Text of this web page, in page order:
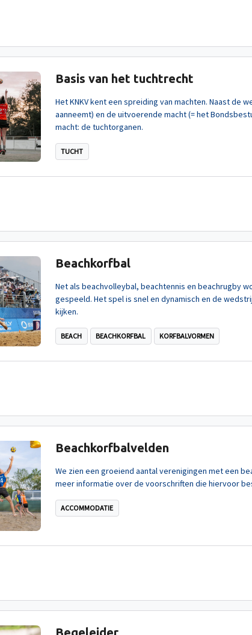
Basis van het tuchtrecht
Het KNKV kent een spreiding van machten. Naast de
aanneemt) en de uitvoerende macht (= het
macht: de tuchtorganen.
TUCHT
Beachkorfbal
Net als beachvolleybal, beachtennis en beachrugby
gespeeld. Het spel is snel en dynamisch en de
kijken.
BEACH BEACHKORFBAL KORFBALVORMEN
Beachkorfbalvelden
We zien een groeiend aantal verenigingen met een
meer informatie over de voorschriften die hiervoor
ACCOMMODATIE